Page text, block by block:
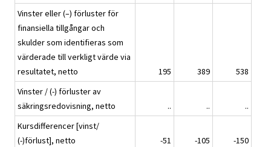
Vinster eller (–) förluster för
finansiella tillgångar och
skulder som identifieras som
värderade till verkligt värde via
resultatet, netto
195 389
538
Vinster / (-) förluster av
säkringsredovisning, netto
.. ..
..
Kursdifferencer [vinst/
(-)förlust], netto
-51 -105
-150